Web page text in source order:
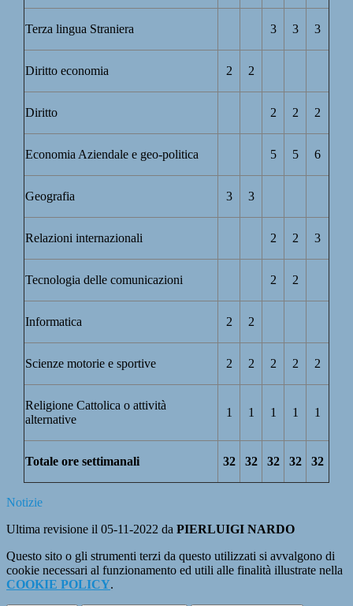
Terza lingua Straniera 3 3 3
Diritto economia 2 2
Diritto 2 2 2
Economia Aziendale e geo-politica 5 5 6
Geografia 3 3
Relazioni internazionali 2 2 3
Tecnologia delle comunicazioni 2 2
Informatica 2 2
Scienze motorie e sportive 2 2 2 2 2
Religione Cattolica o attività
alternative
1 1 1 1 1
Totale ore settimanali 32 32 32 32 32
Notizie
Ultima revisione il 05-11-2022 da PIERLUIGI NARDO
Questo sito o gli strumenti terzi da questo utilizzati si avvalgono di
cookie necessari al funzionamento ed utili alle finalità illustrate nella
COOKIE POLICY.